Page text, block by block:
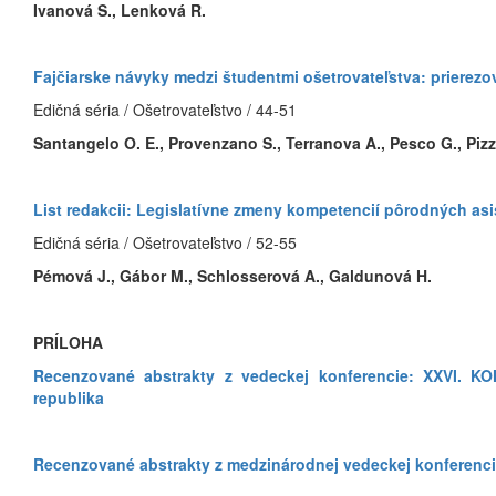
Ivanová S., Lenková R.
Fajčiarske návyky medzi študentmi ošetrovateľstva:
Edičná séria / Ošetrovateľstvo / 44-51
Santangelo O. E., Provenzano S., Terranova A., Pesco G.,
List redakcii: Legislatívne zmeny kompetencií pôrodných
Edičná séria / Ošetrovateľstvo / 52-55
Pémová J., Gábor M., Schlosserová A., Galdunová H.
PRÍLOHA
Recenzované abstrakty z vedeckej konferencie: XXVI.
republika
Recenzované abstrakty z medzinárodnej vedeckej